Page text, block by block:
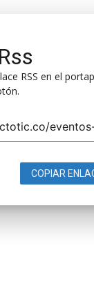
RSS en el
COPIAR